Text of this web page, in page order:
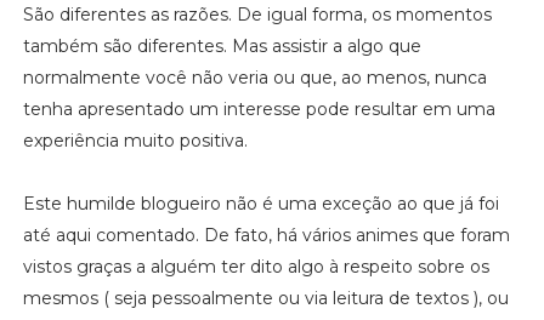
São diferentes as razões. De igual forma, os momentos
também são diferentes. Mas assistir a algo que
normalmente você não veria ou que, ao menos, nunca
tenha apresentado um interesse pode resultar em uma
experiência muito positiva.
Este humilde blogueiro não é uma exceção ao que já foi
até aqui comentado. De fato, há vários animes que foram
vistos graças a alguém ter dito algo à respeito sobre os
mesmos ( seja pessoalmente ou via leitura de textos ), ou